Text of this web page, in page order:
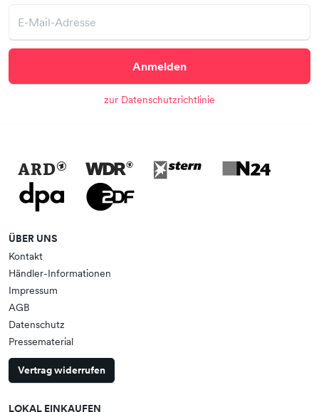
Anmelden
zur Datenschutzrichtlinie
ÜBER UNS
Kontakt
Händler-Informationen
Impressum
AGB
Datenschutz
Pressematerial
Vertrag widerrufen
LOKAL EINKAUFEN